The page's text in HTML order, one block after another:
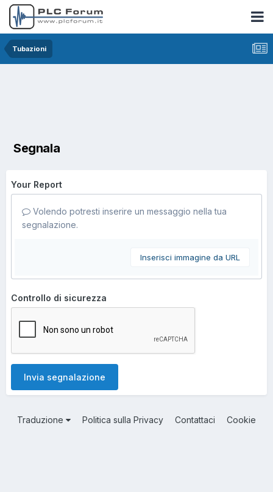
Tubazioni
Segnala
Your Report
Volendo potresti inserire un messaggio nella tua
segnalazione.
Inserisci immagine da URL
Controllo di sicurezza
Invia segnalazione
Traduzione Politica sulla Privacy Contattaci Cookie